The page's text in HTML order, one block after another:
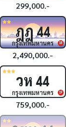
299,000.-
18
ฎฎ44
กรุงเทพมหานคร
2,490,000.-
19
วห 44
กรุงเทพมหานคร
759,000.-